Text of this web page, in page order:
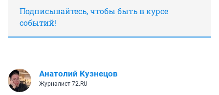
Подписывайтесь, чтобы быть в курсе
событий!
Анатолий Кузнецов
Журналист 72.RU